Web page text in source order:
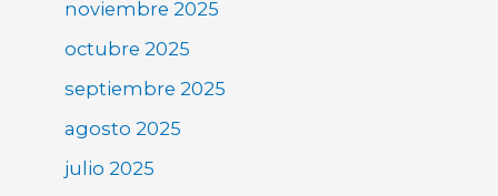
noviembre 2025
octubre 2025
septiembre 2025
agosto 2025
julio 2025